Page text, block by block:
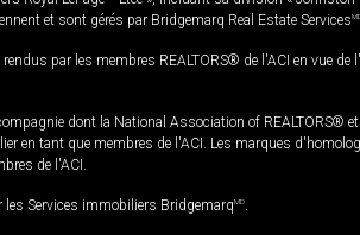
et sont gérés par Bridgemarq Real Estate Services
par les membres REALTORS® de l'ACI en vue
dont la National Association of REALTORS®
en tant que membres de l'ACI. Les marques
de l'ACI.
les Services immobiliers BridgemarqMD